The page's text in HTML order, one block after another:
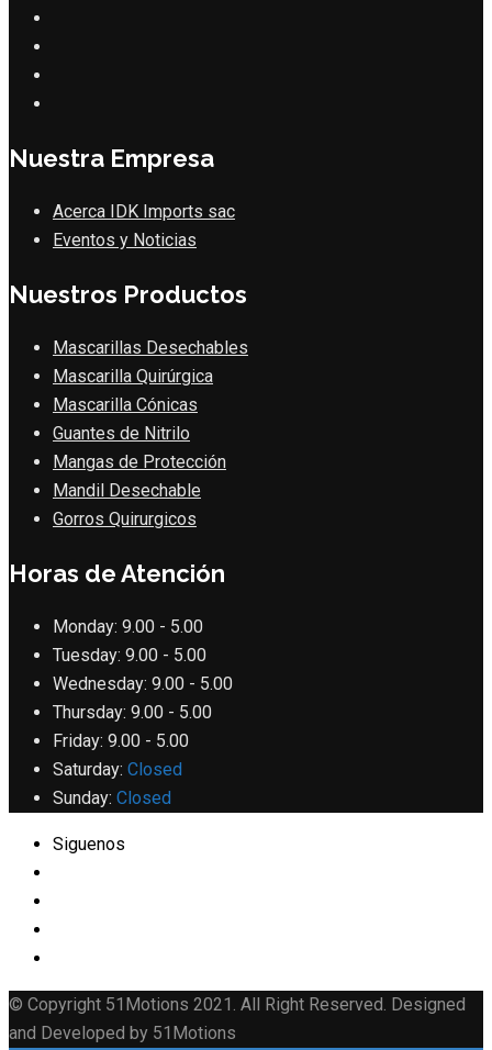
Nuestra Empresa
Acerca IDK Imports sac
Eventos y Noticias
Nuestros Productos
Mascarillas Desechables
Mascarilla Quirúrgica
Mascarilla Cónicas
Guantes de Nitrilo
Mangas de Protección
Mandil Desechable
Gorros Quirurgicos
Horas de Atención
Monday: 9.00 - 5.00
Tuesday: 9.00 - 5.00
Wednesday: 9.00 - 5.00
Thursday: 9.00 - 5.00
Friday: 9.00 - 5.00
Saturday: Closed
Sunday: Closed
Siguenos
© Copyright 51Motions 2021. All Right Reserved. Designed
and Developed by 51Motions